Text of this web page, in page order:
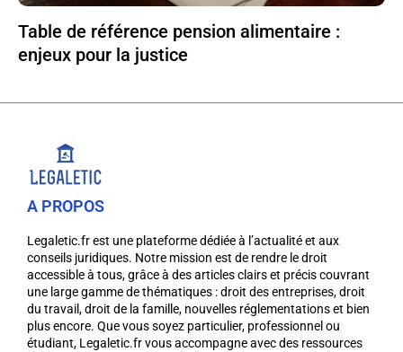
Table de référence pension alimentaire :
enjeux pour la justice
A PROPOS
Legaletic.fr est une plateforme dédiée à l’actualité et aux
conseils juridiques. Notre mission est de rendre le droit
accessible à tous, grâce à des articles clairs et précis couvrant
une large gamme de thématiques : droit des entreprises, droit
du travail, droit de la famille, nouvelles réglementations et bien
plus encore. Que vous soyez particulier, professionnel ou
étudiant, Legaletic.fr vous accompagne avec des ressources